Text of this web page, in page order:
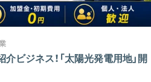
ビジネス！「太陽光発電用地」開